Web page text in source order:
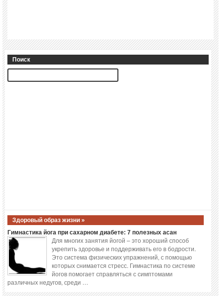
Поиск
Здоровый образ жизни »
Гимнастика йога при сахарном диабете: 7 полезных асан
Для многих занятия йогой – это хороший способ
укрепить здоровье и поддерживать его в бодрости.
Это система физических упражнений, с помощью
которых снимается стресс. Гимнастика по системе
йогов помогает справляться с симптомами
различных недугов, среди …